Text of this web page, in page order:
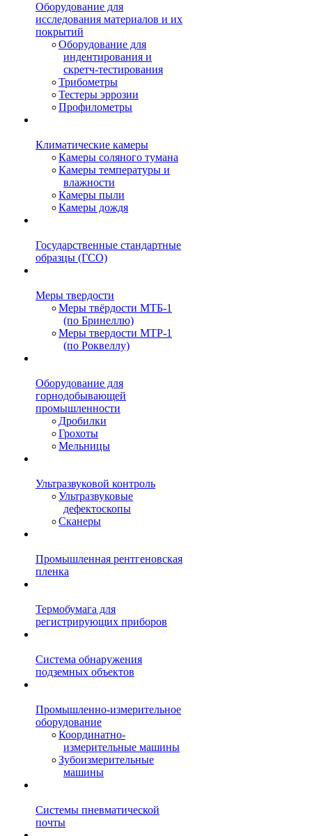
Оборудование для
исследования материалов и их
покрытий
Оборудование для
индентирования и
скретч-тестирования
Трибометры
Тестеры эррозии
Профилометры
Климатические камеры
Камеры соляного тумана
Камеры температуры и
влажности
Камеры пыли
Камеры дождя
Государственные стандартные
образцы (ГСО)
Меры твердости
Меры твёрдости МТБ-1
(по Бринеллю)
Меры твердости МТР-1
(по Роквеллу)
Оборудование для
горнодобывающей
промышленности
Дробилки
Грохоты
Мельницы
Ультразвуковой контроль
Ультразвуковые
дефектоскопы
Сканеры
Промышленная рентгеновская
пленка
Термобумага для
регистрирующих приборов
Система обнаружения
подземных объектов
Промышленно-измерительное
оборудование
Координатно-
измерительные машины
Зубоизмерительные
машины
Системы пневматической
почты